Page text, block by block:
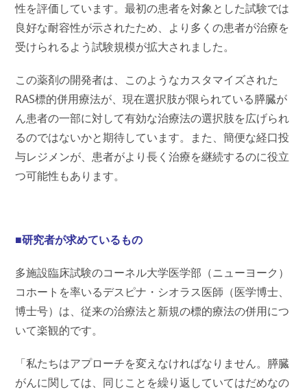
性を評価しています。最初の患者を対象とした試験では
良好な耐容性が示されたため、より多くの患者が治療を
受けられるよう試験規模が拡大されました。
この薬剤の開発者は、このようなカスタマイズされた
RAS標的併用療法が、現在選択肢が限られている膵臓が
ん患者の一部に対して有効な治療法の選択肢を広げられ
るのではないかと期待しています。また、簡便な経口投
与レジメンが、患者がより長く治療を継続するのに役立
つ可能性もあります。
■研究者が求めているもの
多施設臨床試験のコーネル大学医学部（ニューヨーク）
コホートを率いるデスピナ・シオラス医師（医学博士、
博士号）は、従来の治療法と新規の標的療法の併用につ
いて楽観的です。
「私たちはアプローチを変えなければなりません。膵臓
がんに関しては、同じことを繰り返していてはだめなの